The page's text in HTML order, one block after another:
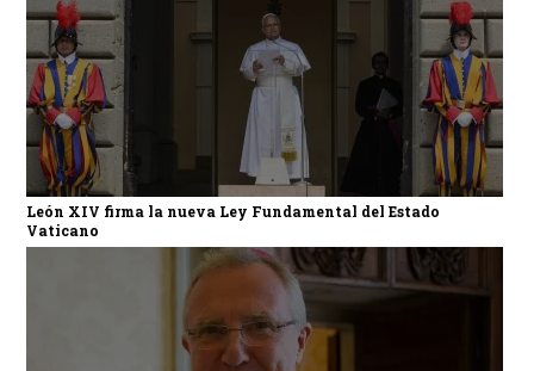
León XIV firma la nueva Ley Fundamental del Estado
Vaticano